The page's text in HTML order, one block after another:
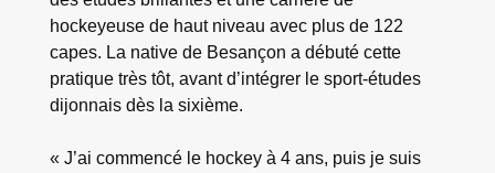
hockeyeuse de haut niveau avec plus de 122
capes. La native de Besançon a débuté cette
pratique très tôt, avant d’intégrer le sport-études
dijonnais dès la sixième.
« J’ai commencé le hockey à 4 ans, puis je suis